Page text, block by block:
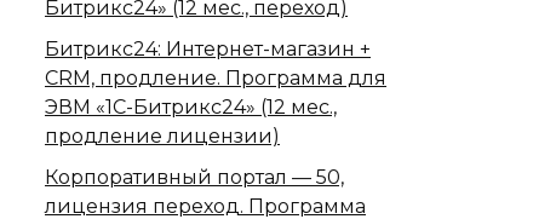
Битрикс24» (12 мес., переход)
Битрикс24: Интернет-магазин +
CRM, продление. Программа для
ЭВМ «1С-Битрикс24» (12 мес.,
продление лицензии)
Корпоративный портал — 50,
лицензия переход. Программа